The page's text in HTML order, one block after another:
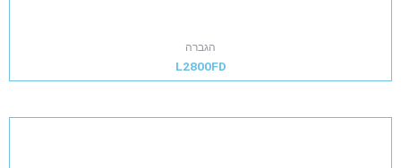
הגברה
L2800FD